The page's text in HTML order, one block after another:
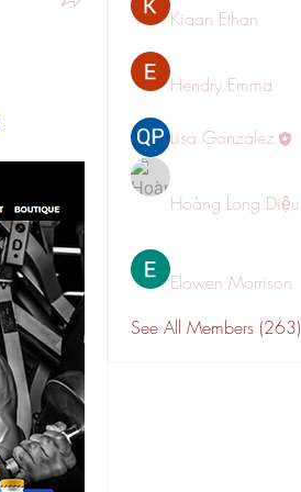
Kiaan Ethan
Hendry Emma
Lisa Gonzalez
Hoàng Long Diệu
Elowen Morrison
See All Members (263)